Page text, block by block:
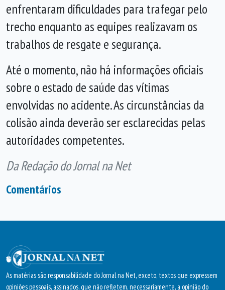
enfrentaram dificuldades para trafegar pelo
trecho enquanto as equipes realizavam os
trabalhos de resgate e segurança.
Até o momento, não há informações oficiais
sobre o estado de saúde das vítimas
envolvidas no acidente. As circunstâncias da
colisão ainda deverão ser esclarecidas pelas
autoridades competentes.
Da Redação do Jornal na Net
Comentários
As matérias são responsabilidade do Jornal na Net, exceto, textos que expressem
opiniões pessoais, assinados, que não refletem, necessariamente, a opinião do